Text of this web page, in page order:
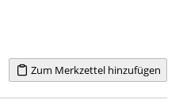
Zum Merkzettel hinzufügen